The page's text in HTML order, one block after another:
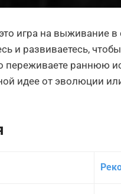
игра на выживание
и развиваетесь,
раннюю
идее от эволюции